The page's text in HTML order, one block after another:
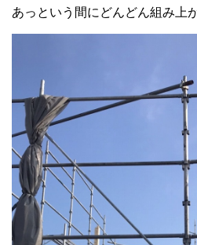
あっという間にどんどん組み上